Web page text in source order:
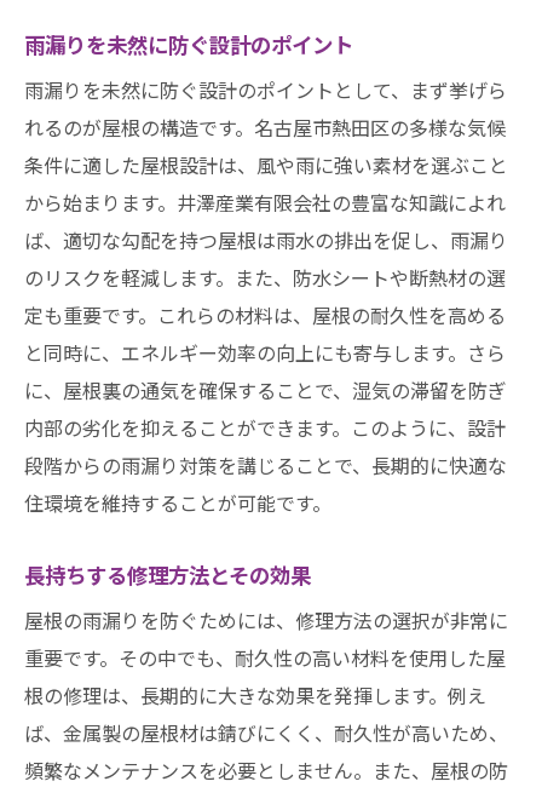
雨漏りを未然に防ぐ設計のポイント
雨漏りを未然に防ぐ設計のポイントとして、まず挙げら
れるのが屋根の構造です。名古屋市熱田区の多様な気候
条件に適した屋根設計は、風や雨に強い素材を選ぶこと
から始まります。井澤産業有限会社の豊富な知識によれ
ば、適切な勾配を持つ屋根は雨水の排出を促し、雨漏り
のリスクを軽減します。また、防水シートや断熱材の選
定も重要です。これらの材料は、屋根の耐久性を高める
と同時に、エネルギー効率の向上にも寄与します。さら
に、屋根裏の通気を確保することで、湿気の滞留を防ぎ
内部の劣化を抑えることができます。このように、設計
段階からの雨漏り対策を講じることで、長期的に快適な
住環境を維持することが可能です。
長持ちする修理方法とその効果
屋根の雨漏りを防ぐためには、修理方法の選択が非常に
重要です。その中でも、耐久性の高い材料を使用した屋
根の修理は、長期的に大きな効果を発揮します。例え
ば、金属製の屋根材は錆びにくく、耐久性が高いため、
頻繁なメンテナンスを必要としません。また、屋根の防